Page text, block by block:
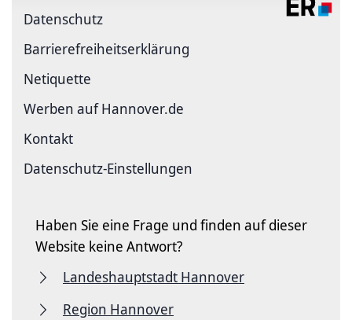
Datenschutz
Barriere­freiheits­erklärung
Netiquette
Werben auf Hannover.de
Kontakt
Datenschutz-Einstellungen
Haben Sie eine Frage und finden auf dieser
Website keine Antwort?
Landeshauptstadt Hannover
Region Hannover